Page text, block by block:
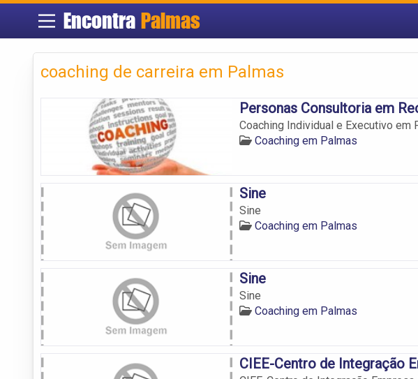
Encontra Palmas
coaching de carreira em Palmas
Personas Consultoria em
Coaching Individual e Executivo em
Coaching em Palmas
Sine
Sine
Coaching em Palmas
Sine
Sine
Coaching em Palmas
CIEE-Centro de Integração